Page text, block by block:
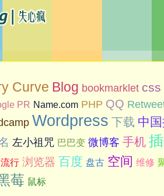
Curve Blog bookmarklet css
PR Name.com PHP QQ
Wordpress 下载 中
左小祖咒 巴巴变 微博客 手机
行 浏览器 百度 盘古 空间 维修
莓 鼠标